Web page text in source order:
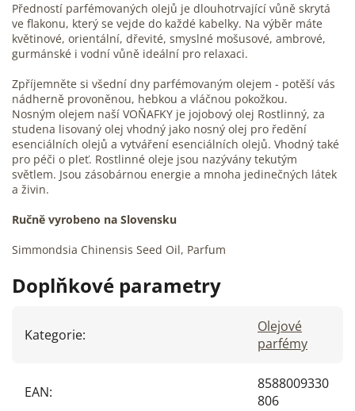
Předností parfémovaných olejů je dlouhotrvající vůně skrytá
ve flakonu, který se vejde do každé kabelky. Na výběr máte
květinové, orientální, dřevité, smyslné mošusové, ambrové,
gurmánské i vodní vůně ideální pro relaxaci.
Zpříjemněte si všední dny parfémovaným olejem - potěší vás
nádherně provoněnou, hebkou a vláčnou pokožkou.
Nosným olejem naší VOŇAFKY je jojobový olej Rostlinný, za
studena lisovaný olej vhodný jako nosný olej pro ředění
esenciálních olejů a vytváření esenciálních olejů. Vhodný také
pro péči o pleť. Rostlinné oleje jsou nazývány tekutým
světlem. Jsou zásobárnou energie a mnoha jedinečných látek
a živin.
Ručně vyrobeno na Slovensku
Simmondsia Chinensis Seed Oil, Parfum
Doplňkové parametry
Kategorie:
Olejové
parfémy
EAN:
8588009330
806